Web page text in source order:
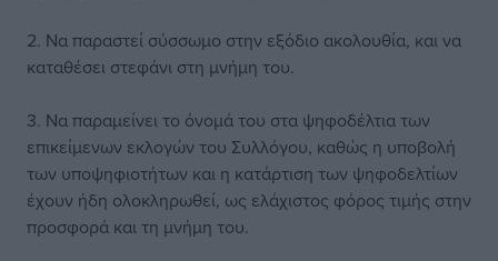
2. Να παραστεί σύσσωμο στην εξόδιο ακολουθία, και να
καταθέσει στεφάνι στη μνήμη του.
3. Να παραμείνει το όνομά του στα ψηφοδέλτια των
επικείμενων εκλογών του Συλλόγου, καθώς η υποβολή
των υποψηφιοτήτων και η κατάρτιση των ψηφοδελτίων
έχουν ήδη ολοκληρωθεί, ως ελάχιστος φόρος τιμής στην
προσφορά και τη μνήμη του.